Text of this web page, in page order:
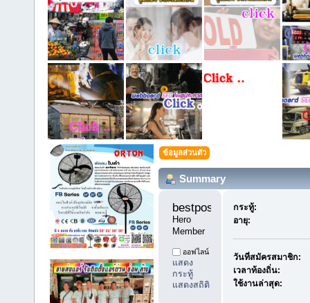
ข้อมูลส่วนตัว
Summary
bestpostdd11
Hero
Member
ออฟไลน์
แสดง
กระทู้
แสดงสถิติ
กระทู้:
อายุ:
วันที่สมัครสมาชิก:
เวลาท้องถิ่น:
ใช้งานล่าสุด: